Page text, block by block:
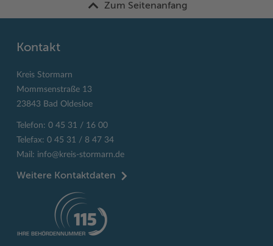
Zum Seitenanfang
Kontakt
Kreis Stormarn
Mommsenstraße 13
23843 Bad Oldesloe
Telefon: 0 45 31 / 16 00
Telefax: 0 45 31 / 8 47 34
Mail: info@kreis-stormarn.de
Weitere Kontaktdaten